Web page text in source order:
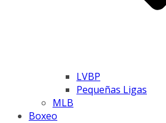
LVBP
Pequeñas Ligas
MLB
Boxeo